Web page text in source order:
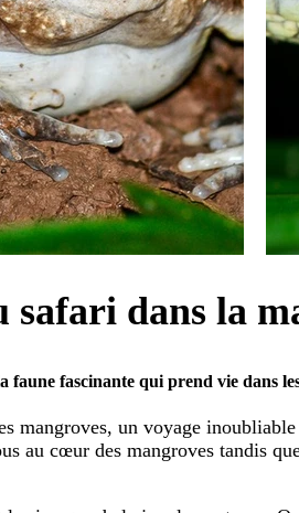
dans la
fascinante qui prend vie dans
mangroves, un voyage
au cœur des mangroves tandis